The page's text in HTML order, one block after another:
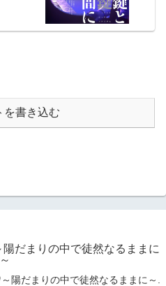
を書き込む
だまりの中で徒然なるままに
～
陽だまりの中で徒然なるままに～.